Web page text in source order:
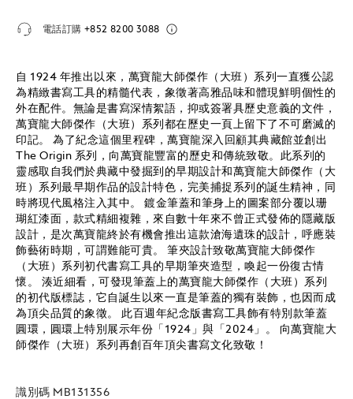
電話訂購 +852 8200 3088
自 1924 年推出以來，萬寶龍大師傑作（大班）系列一直獲公認
為精緻書寫工具的精髓代表，象徵著高雅品味和體現鮮明個性的
外在配件。無論是書寫深情絮語，抑或簽署具歷史意義的文件，
萬寶龍大師傑作（大班）系列都在歷史一頁上留下了不可磨滅的
印記。 為了紀念這個里程碑，萬寶龍深入回顧其典藏館並創出
The Origin 系列，向萬寶龍豐富的歷史和傳統致敬。此系列的
靈感取自我們於典藏中發掘到的早期設計和萬寶龍大師傑作（大
班）系列最早期作品的設計特色，完美捕捉系列的誕生精神，同
時將現代風格注入其中。 鍍金筆蓋和筆身上的圖案部分覆以珊
瑚紅漆面，款式精細複雜，來自數十年來不曾正式發佈的隱藏版
設計，是次萬寶龍終於有機會推出這款滄海遺珠的設計，呼應裝
飾藝術時期，可謂難能可貴。 筆夾設計致敬萬寶龍大師傑作
（大班）系列初代書寫工具的早期筆夾造型，喚起一份復古情
懷。 湊近細看，可發現筆蓋上的萬寶龍大師傑作（大班）系列
的初代版標誌，它自誕生以來一直是筆蓋的獨有裝飾，也因而成
為頂尖品質的象徵。 此百週年紀念版書寫工具飾有特別款筆蓋
圓環，圓環上特別展示年份「1924」與「2024」。 向萬寶龍大
師傑作（大班）系列再創百年頂尖書寫文化致敬！
識別碼 MB131356